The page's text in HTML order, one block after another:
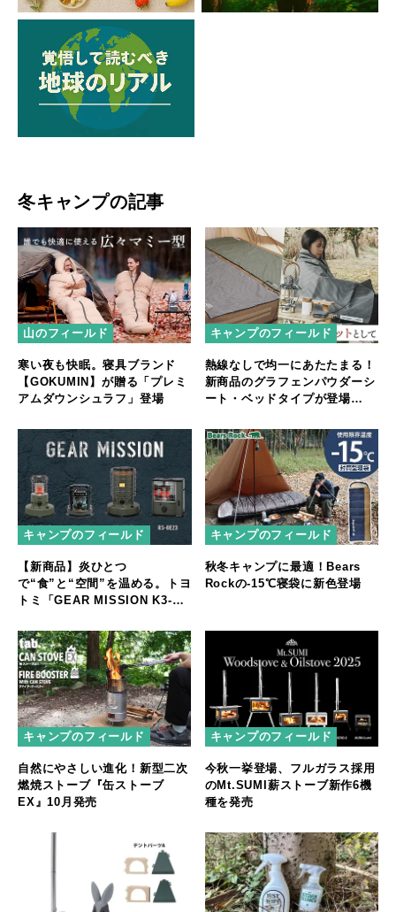
冬キャンプの記事
山のフィールド
寒い夜も快眠。寝具ブランド
【GOKUMIN】が贈る「プレミ
アムダウンシュラフ」登場
キャンプのフィールド
熱線なしで均一にあたたまる！
新商品のグラフェンパウダーシ
ート・ベッドタイプが登場
キャンプのフィールド
【新商品】炎ひとつ
で“食”と“空間”を温める。トヨ
トミ「GEAR MISSION K3-
キャンプのフィールド
秋冬キャンプに最適！Bears
Rockの-15℃寝袋に新色登場
キャンプのフィールド
自然にやさしい進化！新型二次
燃焼ストーブ『缶ストーブ
EX』10月発売
キャンプのフィールド
今秋一挙登場、フルガラス採用
のMt.SUMI薪ストーブ新作6機
種を発売